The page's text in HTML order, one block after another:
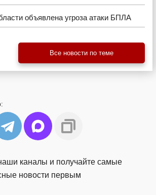
объявлена угроза атаки БПЛА
Все новости по теме
каналы и получайте самые
новости первым